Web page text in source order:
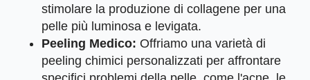
stimolare la produzione di collagene per una
pelle più luminosa e levigata.
Peeling Medico: Offriamo una varietà di
peeling chimici personalizzati per affrontare